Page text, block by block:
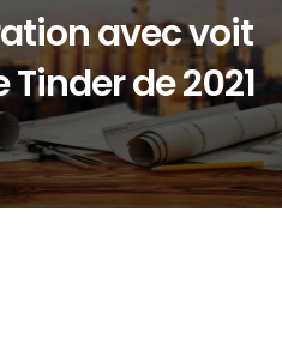
avec voit
de 2021